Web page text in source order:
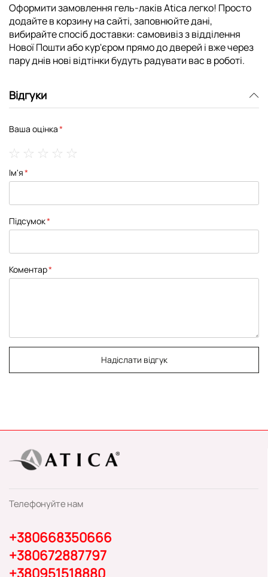
Оформити замовлення гель-лаків Atica легко! Просто
додайте в корзину на сайті, заповнюйте дані,
вибирайте спосіб доставки: самовивіз з відділення
Нової Пошти або кур'єром прямо до дверей і вже через
пару днів нові відтінки будуть радувати вас в роботі.
Відгуки
Ваша оцінка
star
stars
stars
stars
stars
Ім'я
Підсумок
Коментар
Надіслати відгук
Телефонуйте нам
+380668350666
+380672887797